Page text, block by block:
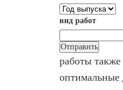
вид работ
работы
оптимальные